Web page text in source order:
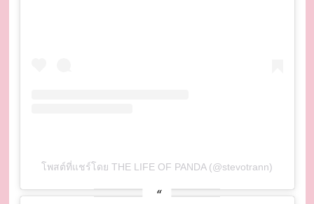
โพสต์ที่แชร์โดย THE LIFE OF PANDA (@stevotrann)